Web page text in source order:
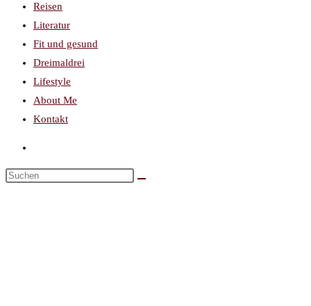
Reisen
Literatur
Fit und gesund
Dreimaldrei
Lifestyle
About Me
Kontakt